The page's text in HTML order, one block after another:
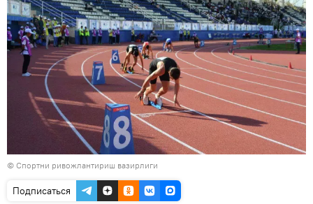
© Спортни ривожлантириш вазирлиги
Подписаться